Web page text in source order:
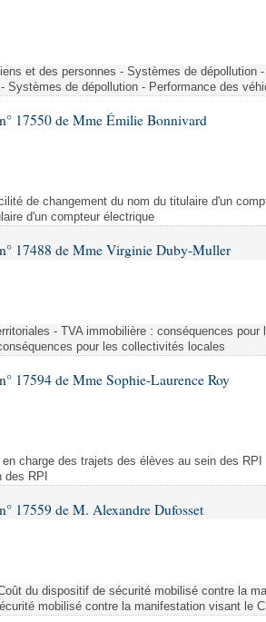
des lois
des lois
sociale
orales
débats
et des personnes - Systèmes de dépollution
Systèmes de dépollution - Performance des
17550 de Mme Émilie Bonnivard
de changement du nom du titulaire d'un
d'un compteur électrique
17488 de Mme Virginie Duby-Muller
- TVA immobilière : conséquences
pour les collectivités locales
17594 de Mme Sophie-Laurence Roy
charge des trajets des élèves au sein des
RPI
17559 de M. Alexandre Dufosset
du dispositif de sécurité mobilisé contre la
mobilisé contre la manifestation visant le